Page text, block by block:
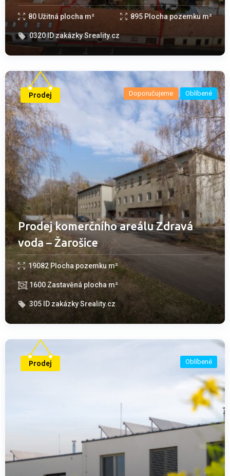
80 Užitná plocha m² 895 Plocha pozemku m²
0320ID zakázky Sreality.cz
Doporučujeme Oblíbené
Prodej
Prodej komerčního areálu Zdravá
voda – Žarošice
19082 Plocha pozemku m²
1600 Zastavěná plocha m²
305 ID zakázky Sreality.cz
Oblíbené
Prodej